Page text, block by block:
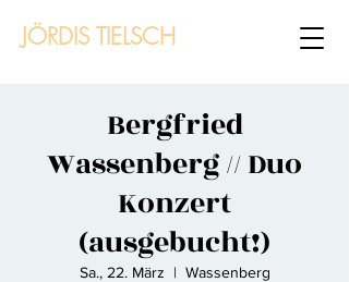
JÖRDIS TIELSCH
Bergfried
Wassenberg // Duo
Konzert
(ausgebucht!)
Sa., 22. März
  |
Wassenberg